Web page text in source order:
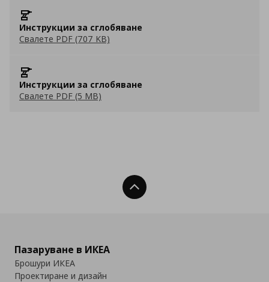
Инструкции за сглобяване
Свалете PDF (707 KB)
Инструкции за сглобяване
Свалете PDF (5 MB)
Нагоре
Пазаруване в ИКЕА
Брошури ИКЕА
Проектиране и дизайн